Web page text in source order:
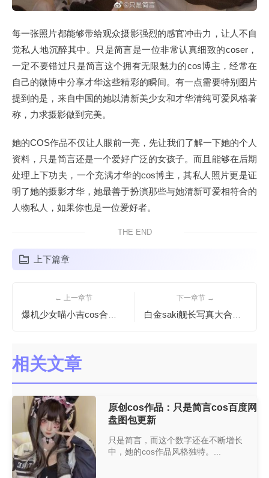
每一张照片都能够带给观众摄影强烈的感官冲击力，让人不自
觉私人地沉醉其中。只是简言是一位非常认真细致的coser，
一定不要错过只是简言这个拥有无限魅力的cos博主，经常在
自己的微博中分享才华这些精彩的瞬间。有一点需要特别图片
提到的是，来自中国的她以清新美少女和才华清纯可爱风格著
称，力求摄影做到完美。
她的COS作品不仅让人眼前一亮，先让我们了解一下她的个人
资料，只是简言还是一个爱好广泛的女孩子。而且能够在后期
处理上下功夫，一个充满才华的cos博主，其私人照片更是证
明了她的摄影才华，她最善于扮演那些与她清新可爱相符合的
人物私人，如果你也是一位爱好者。
THE END
上下篇章
← 上一章节 下一章节 →
相关文章
原创cos作品：只是简言cos百度网
盘图包更新
只是简言，而这个数字还在不断增长
中，她的cos作品风格独特。...